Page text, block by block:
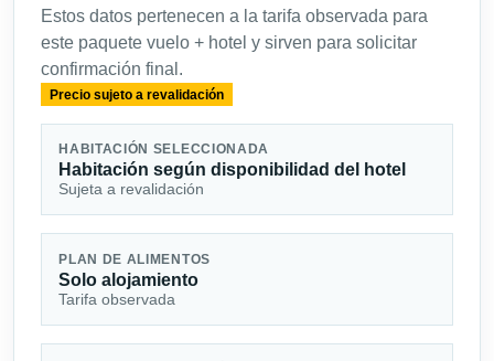
Estos datos pertenecen a la tarifa observada para
este paquete vuelo + hotel y sirven para solicitar
confirmación final.
Precio sujeto a revalidación
HABITACIÓN SELECCIONADA
Habitación según disponibilidad del hotel
Sujeta a revalidación
PLAN DE ALIMENTOS
Solo alojamiento
Tarifa observada